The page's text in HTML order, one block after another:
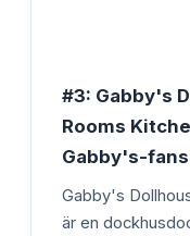
#3: Gabby's
Rooms
Gabby's-fans
Gabby's
är en